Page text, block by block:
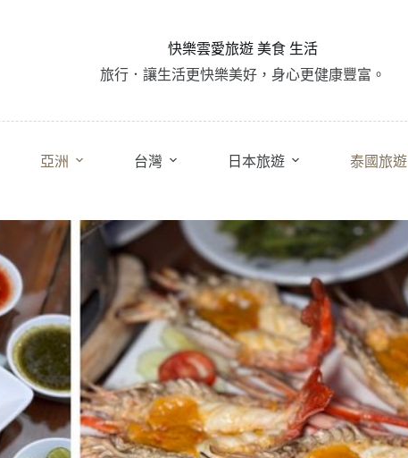
快樂雲愛旅遊 美食 生活
旅行．讓生活更快樂美好，身心更健康豐富。
亞洲 台灣 日本旅遊 泰國旅遊